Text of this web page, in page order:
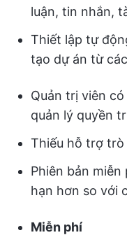
luận, tin nhắn,
Thiết lập tự
tạo dự án từ
Quản trị viên
quản lý quyền
Thiếu hỗ trợ
Phiên bản miễn
hạn hơn so với
Miễn phí